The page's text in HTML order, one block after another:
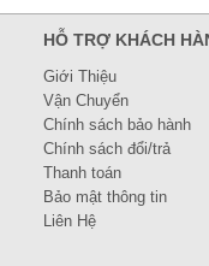
HỖ TRỢ KHÁCH
Giới Thiệu
Vận Chuyển
Chính sách bảo hành
Chính sách đổi/trả
Thanh toán
Bảo mật thông tin
Liên Hệ